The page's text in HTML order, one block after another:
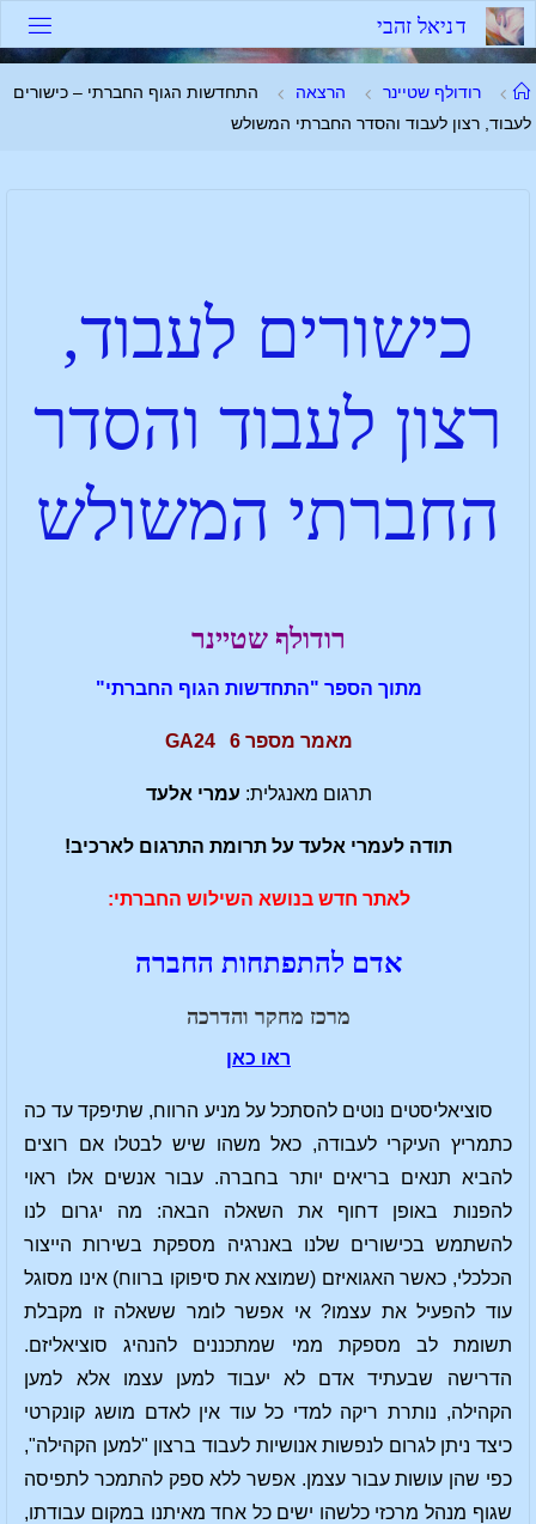
דניאל זהבי
רודולף שטיינר הרצאה
התחדשות הגוף החברתי – כישורים
לעבוד, רצון לעבוד והסדר החברתי המשולש
כישורים לעבוד,
רצון לעבוד והסדר
החברתי המשולש
רודולף שטיינר
מתוך הספר "התחדשות הגוף החברתי"
מאמר מספר 6 GA24
תרגום מאנגלית: עמרי אלעד
תודה לעמרי אלעד על תרומת התרגום לארכיב!
לאתר חדש בנושא השילוש החברתי:
אדם להתפתחות החברה
מרכז מחקר והדרכה
ראו כאן
סוציאליסטים נוטים להסתכל על מניע הרווח, שתיפקד עד כה
כתמריץ העיקרי לעבודה, כאל משהו שיש לבטלו אם רוצים
להביא תנאים בריאים יותר בחברה. עבור אנשים אלו ראוי
להפנות באופן דחוף את השאלה הבאה: מה יגרום לנו
להשתמש בכישורים שלנו באנרגיה מספקת בשירות הייצור
הכלכלי, כאשר האגואיזם (שמוצא את סיפוקו ברווח) אינו מסוגל
עוד להפעיל את עצמו? אי אפשר לומר ששאלה זו מקבלת
תשומת לב מספקת ממי שמתכננים להנהיג סוציאליזם.
הדרישה שבעתיד אדם לא יעבוד למען עצמו אלא למען
הקהילה, נותרת ריקה למדי כל עוד אין לאדם מושג קונקרטי
כיצד ניתן לגרום לנפשות אנושיות לעבוד ברצון "למען הקהילה",
כפי שהן עושות עבור עצמן. אפשר ללא ספק להתמכר לתפיסה
שגוף מנהל מרכזי כלשהו ישים כל אחד מאיתנו במקום עבודתו,